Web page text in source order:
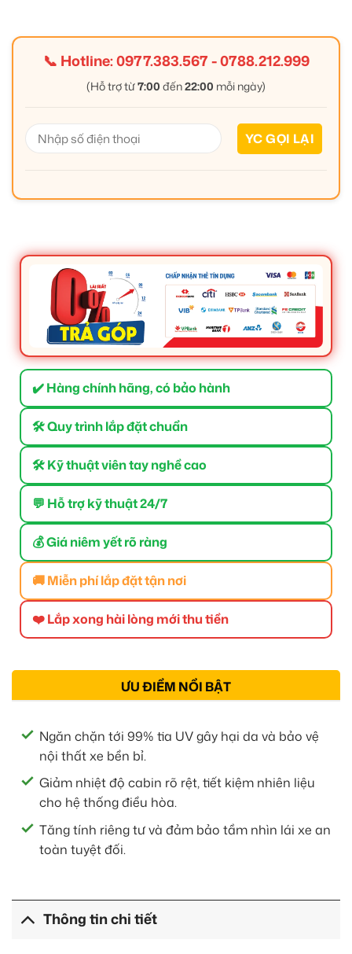
📞 Hotline:0977.383.567-0788.212.999
(Hỗ trợ từ7:00 đến22:00 mỗi ngày)
✔️ Hàng chính hãng, có bảo hành
🛠 Quy trình lắp đặt chuẩn
🛠 Kỹ thuật viên tay nghề cao
💬 Hỗ trợ kỹ thuật 24/7
💰 Giá niêm yết rõ ràng
🚚 Miễn phí lắp đặt tận nơi
❤️ Lắp xong hài lòng mới thu tiền
ƯU ĐIỂM NỔI BẬT
Ngăn chặn tới 99% tia UV gây hại da và bảo vệ
nội thất xe bền bỉ.
Giảm nhiệt độ cabin rõ rệt, tiết kiệm nhiên liệu
cho hệ thống điều hòa.
Tăng tính riêng tư và đảm bảo tầm nhìn lái xe an
toàn tuyệt đối.
Thông tin chi tiết